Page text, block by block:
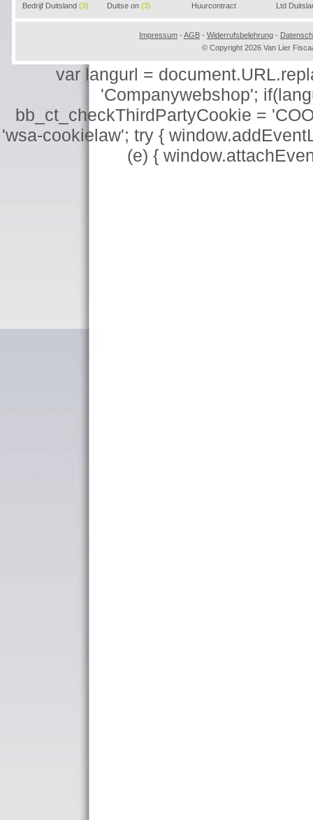
Bedrijf Duitsland (3)
Duitse on (3)
Huurcontract
voorbeeld(3)
Ltd
Impressum - AGB - Widerrufsbelehrung -
© Copyright 2026 Van Lier
var langurl =
'Companywebshop';
bb_ct_checkThirdPartyCookie =
'wsa-cookielaw'; try {
(e) {